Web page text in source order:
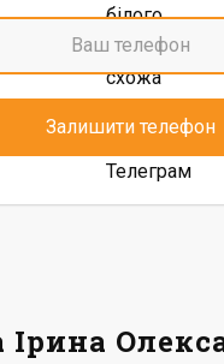
Ірина